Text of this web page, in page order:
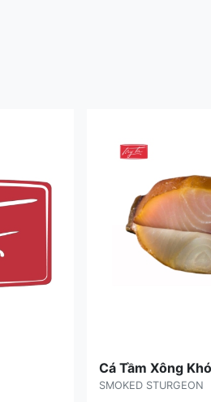
Cá Tầm Xông
SMOKED STURGEON